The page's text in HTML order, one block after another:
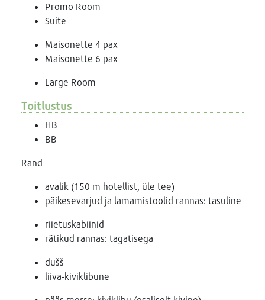
Promo Room
Suite
Maisonette 4 pax
Maisonette 6 pax
Large Room
Toitlustus
HB
BB
Rand
avalik (150 m hotellist, üle tee)
päikesevarjud ja lamamistoolid rannas: tasuline
riietuskabiinid
rätikud rannas: tagatisega
dušš
liiva-kiviklibune